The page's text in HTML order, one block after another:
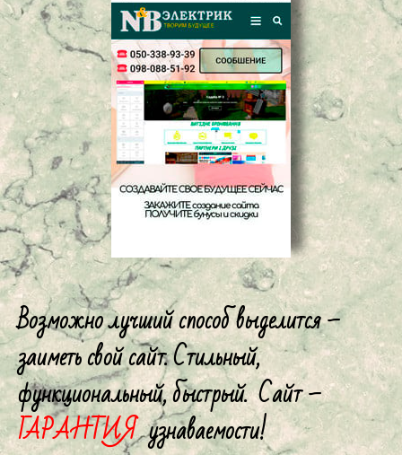
Возможно лучший способ выделится –
заиметь свой сайт. Стильный,
функциональный, быстрый. Сайт –
ГАРАНТИЯузнаваемости!